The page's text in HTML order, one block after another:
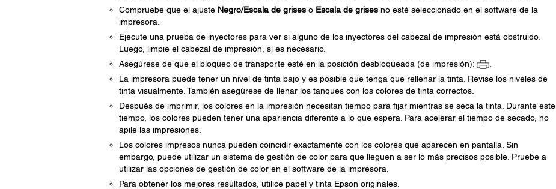
Compruebe que el ajuste Negro/Escala de griseso Escala de grisesno esté seleccionado en el software de la
impresora.
Ejecute una prueba de inyectores para ver si alguno de los inyectores del cabezal de impresión está obstruido.
Luego, limpie el cabezal de impresión, si es necesario.
Asegúrese de que el bloqueo de transporte esté en la posición desbloqueada (de impresión):
.
La impresora puede tener un nivel de tinta bajo y es posible que tenga que rellenar la tinta. Revise los niveles de
tinta visualmente. También asegúrese de llenar los tanques con los colores de tinta correctos.
Después de imprimir, los colores en la impresión necesitan tiempo para fijar mientras se seca la tinta. Durante este
tiempo, los colores pueden tener una apariencia diferente a lo que espera. Para acelerar el tiempo de secado, no
apile las impresiones.
Los colores impresos nunca pueden coincidir exactamente con los colores que aparecen en pantalla. Sin
embargo, puede utilizar un sistema de gestión de color para que lleguen a ser lo más precisos posible. Pruebe a
utilizar las opciones de gestión de color en el software de la impresora.
Para obtener los mejores resultados, utilice papel y tinta Epson originales.